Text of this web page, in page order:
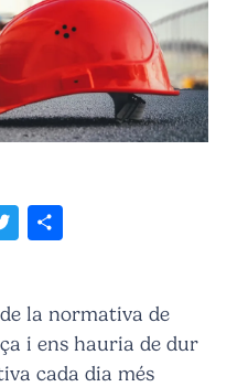
Twitter
la normativa de
i ens hauria de dur
cada dia més